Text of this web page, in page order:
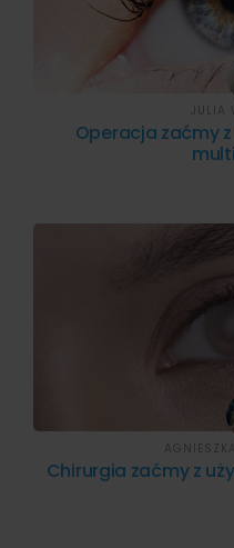
Operacja zaćmy
JULIA
Chirurgia zaćmy z